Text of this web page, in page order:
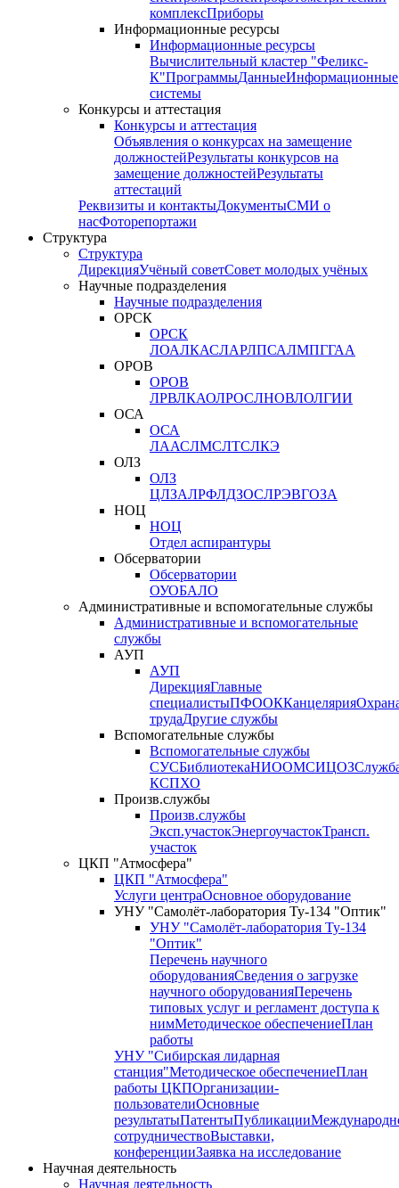
комплексПриборы
Информационные ресурсы
Информационные ресурсы
Вычислительный кластер "Феликс-
К"ПрограммыДанныеИнформационные
системы
Конкурсы и аттестация
Конкурсы и аттестация
Объявления о конкурсах на замещение
должностейРезультаты конкурсов на
замещение должностейРезультаты
аттестаций
Реквизиты и контактыДокументыСМИ о
насФоторепортажи
Структура
Структура
ДирекцияУчёный советСовет молодых учёных
Научные подразделения
Научные подразделения
ОРСК
ОРСК
ЛОАЛКАСЛАРЛПСАЛМПГГАА
ОРОВ
ОРОВ
ЛРВЛКАОЛРОСЛНОВЛОЛГИИ
ОСА
ОСА
ЛААСЛМСЛТСЛКЭ
ОЛЗ
ОЛЗ
ЦЛЗАЛРФЛДЗОСЛРЭВГОЗА
НОЦ
НОЦ
Отдел аспирантуры
Обсерватории
Обсерватории
ОУОБАЛО
Административные и вспомогательные службы
Административные и вспомогательные
службы
АУП
АУП
ДирекцияГлавные
специалистыПФООККанцелярия
трудаДругие службы
Вспомогательные службы
Вспомогательные службы
СУСБиблиотекаНИООМСИЦОЗ
КСПХО
Произв.службы
Произв.службы
Эксп.участокЭнергоучастокТрансп.
участок
ЦКП "Атмосфера"
ЦКП "Атмосфера"
Услуги центраОсновное оборудование
УНУ "Самолёт-лаборатория Ту-134 "Оптик"
УНУ "Самолёт-лаборатория Ту-134
"Оптик"
Перечень научного
оборудованияСведения о загрузке
научного оборудованияПеречень
типовых услуг и регламент доступа к
нимМетодическое обеспечениеПлан
работы
УНУ "Сибирская лидарная
станция"Методическое обеспечениеПлан
работы ЦКПОрганизации-
пользователиОсновные
результатыПатентыПубликации
сотрудничествоВыставки,
конференцииЗаявка на исследование
Научная деятельность
Научная деятельность